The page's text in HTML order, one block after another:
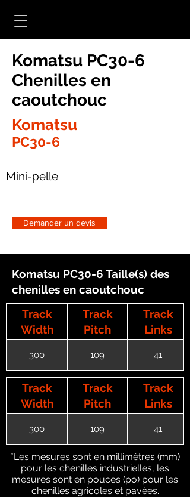
Komatsu PC30-6
Chenilles en
caoutchouc
Komatsu
PC30-6
Mini-pelle
Demander un devis
Komatsu PC30-6 Taille(s) des
chenilles en caoutchouc
Track
Width
Track
Pitch
Track
Links
300 109 41
Track
Width
Track
Pitch
Track
Links
300 109 41
*Les mesures sont en millimètres (mm)
pour les chenilles industrielles, les
mesures sont en pouces (po) pour les
chenilles agricoles et pavées.